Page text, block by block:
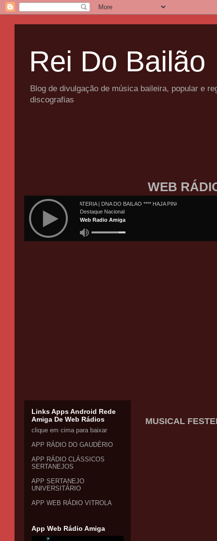
Rei Do Bailão
Blog de divulgação de música baileira, popular e
discografias
WEB
MUSICAL
Links Apps Android Rede
Amiga De Web Rádios
clique em cima para baixar
APP RÁDIO DO GAUDÉRIO
APP RÁDIO CLÁSSICOS
SERTANEJOS
APP SERTANEJO
UNIVERSITÁRIO
APP WEB RÁDIO VITROLA
App Web Rádio Amiga